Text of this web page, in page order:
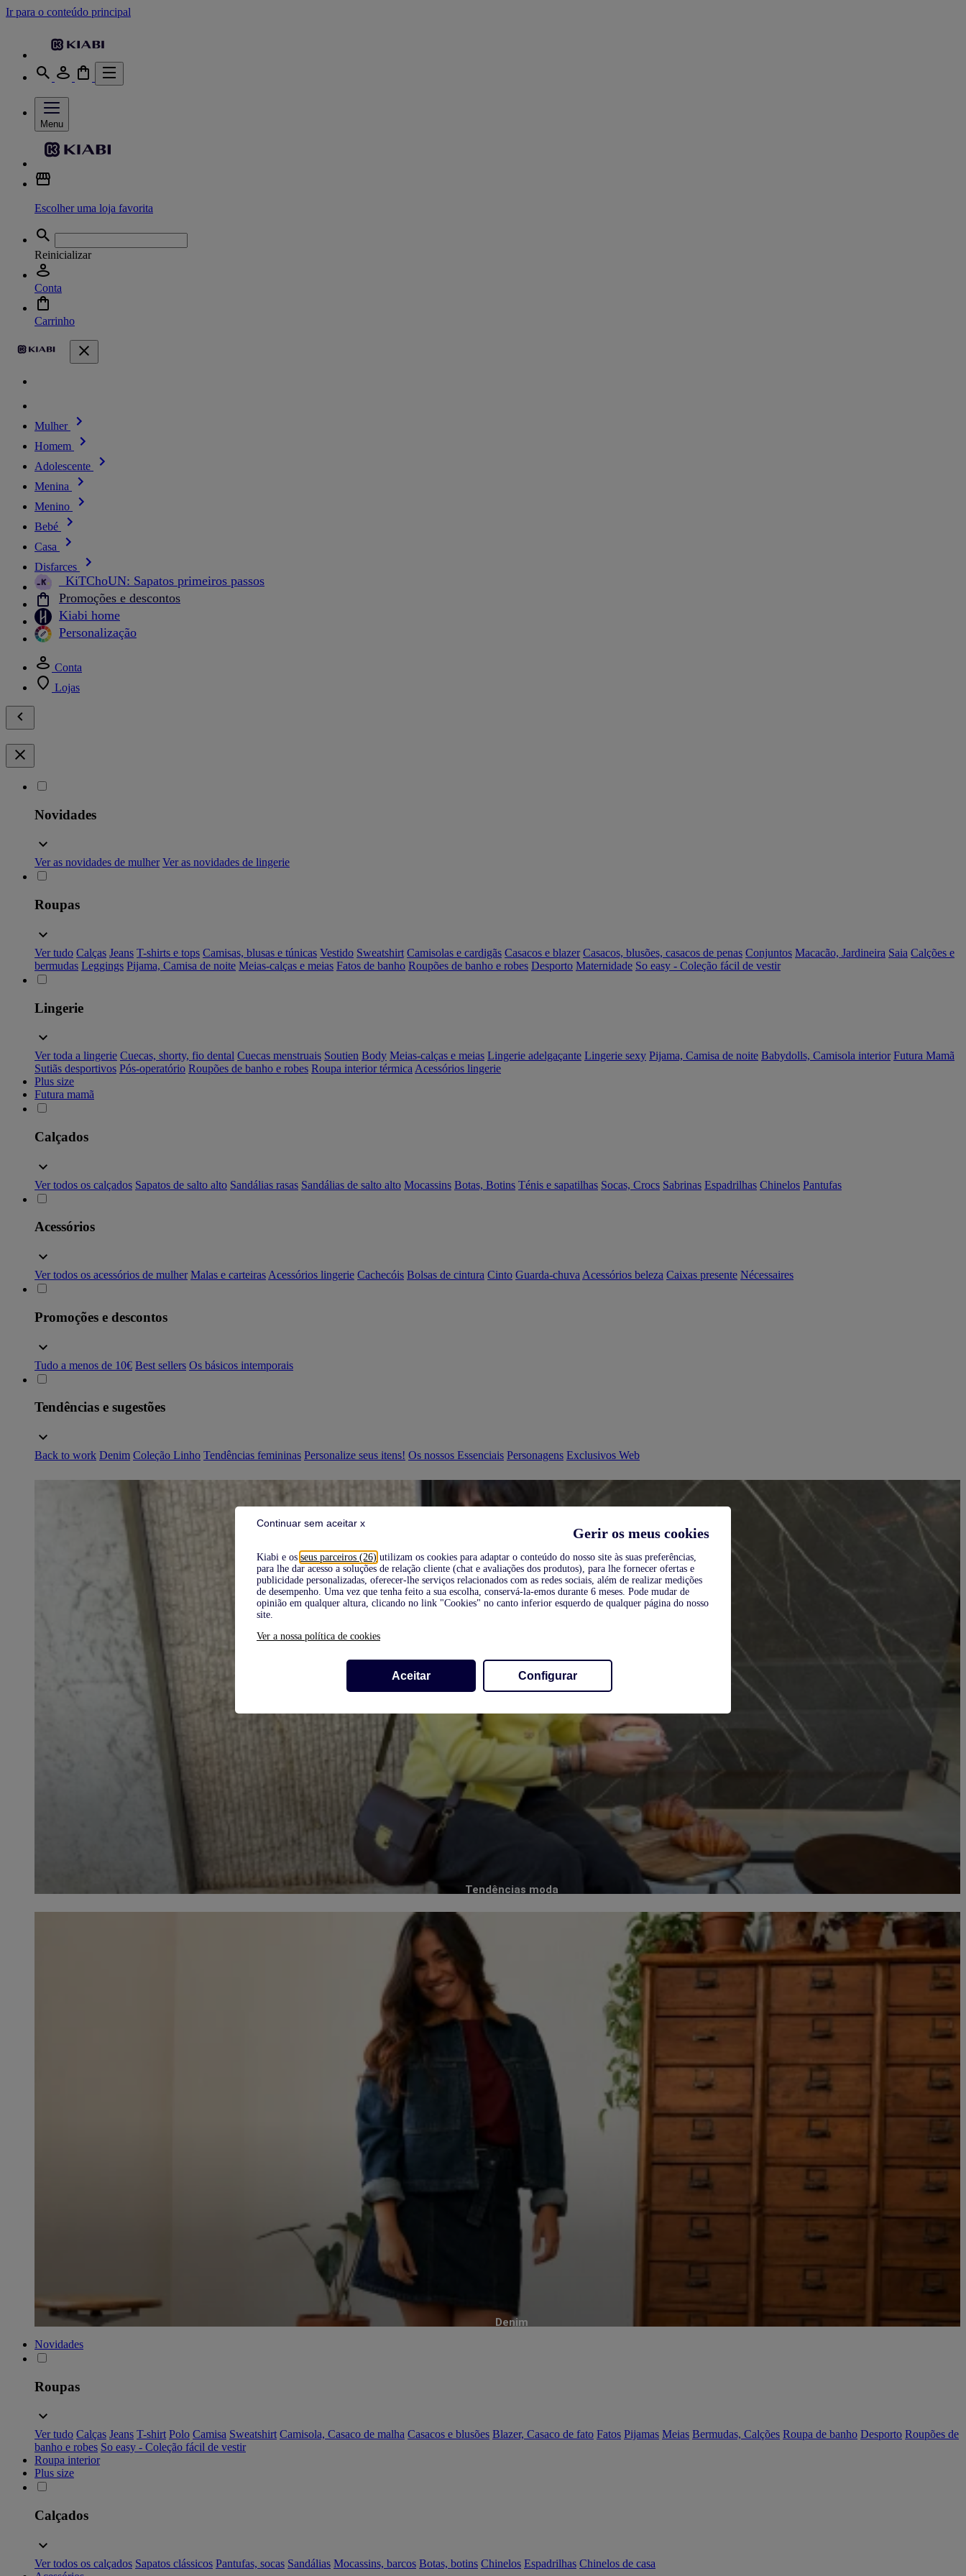
Gerir os meus cookies
Kiabi e os seus parceiros (26) utilizam os cookies para adaptar o conteúdo do nosso site às suas preferências,
para lhe dar acesso a soluções de relação cliente (chat e avaliações dos produtos), para lhe fornecer ofertas e
publicidade personalizadas, oferecer-lhe serviços relacionados com as redes sociais, além de realizar medições
de desempenho. Uma vez que tenha feito a sua escolha, conservá-la-emos durante 6 meses. Pode mudar de
opinião em qualquer altura, clicando no link "Cookies" no canto inferior esquerdo de qualquer página do nosso
site.
Ver a nossa política de cookies
Aceitar Configurar
Continuar sem aceitar x
Ir para o conteúdo principal
Menu
Escolher uma loja favorita
Reinicializar
Conta
Carrinho
Mulher
Homem
Adolescente
Menina
Menino
Bebé
Casa
Disfarces
_KiTChoUN: Sapatos primeiros passos
Promoções e descontos
Kiabi home
Personalização
Conta
Lojas
Novidades
Ver as novidades de mulher Ver as novidades de lingerie
Roupas
Ver tudo Calças Jeans T-shirts e tops Camisas, blusas e túnicas Vestido Sweatshirt Camisolas e cardigãs Casacos e blazer Casacos, blusões, casacos de penas Conjuntos Macacão, Jardineira Saia Calções e
bermudas Leggings Pijama, Camisa de noite Meias-calças e meias Fatos de banho Roupões de banho e robes Desporto Maternidade So easy - Coleção fácil de vestir
Lingerie
Ver toda a lingerie Cuecas, shorty, fio dental Cuecas menstruais Soutien Body Meias-calças e meias Lingerie adelgaçante Lingerie sexy Pijama, Camisa de noite Babydolls, Camisola interior Futura Mamã
Sutiãs desportivos Pós-operatório Roupões de banho e robes Roupa interior térmica Acessórios lingerie
Plus size
Futura mamã
Calçados
Ver todos os calçados Sapatos de salto alto Sandálias rasas Sandálias de salto alto Mocassins Botas, Botins Ténis e sapatilhas Socas, Crocs Sabrinas Espadrilhas Chinelos Pantufas
Acessórios
Ver todos os acessórios de mulher Malas e carteiras Acessórios lingerie Cachecóis Bolsas de cintura Cinto Guarda-chuva Acessórios beleza Caixas presente Nécessaires
Promoções e descontos
Tudo a menos de 10€ Best sellers Os básicos intemporais
Tendências e sugestões
Back to work Denim Coleção Linho Tendências femininas Personalize seus itens! Os nossos Essenciais Personagens Exclusivos Web
Tendências moda
Denim
Novidades
Roupas
Ver tudo Calças Jeans T-shirt Polo Camisa Sweatshirt Camisola, Casaco de malha Casacos e blusões Blazer, Casaco de fato Fatos Pijamas Meias Bermudas, Calções Roupa de banho Desporto Roupões de
banho e robes So easy - Coleção fácil de vestir
Roupa interior
Plus size
Calçados
Ver todos os calçados Sapatos clássicos Pantufas, socas Sandálias Mocassins, barcos Botas, botins Chinelos Espadrilhas Chinelos de casa